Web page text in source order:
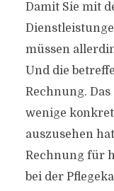
Damit Sie mit
müssen
Und die
Rechnung.
wenige
auszusehen
Rechnung für
bei der